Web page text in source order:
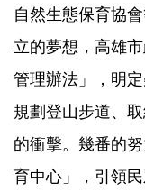
自然生態保育協
立的夢想，高雄
管理辦法」，明
規劃登山步道、
的衝擊。幾番的
育中心」，引領